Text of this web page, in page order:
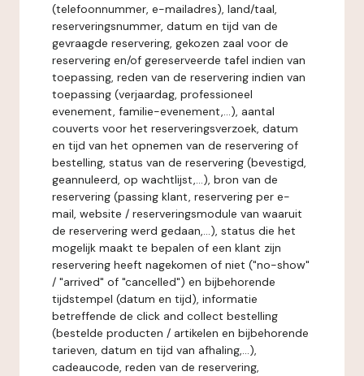
(telefoonnummer, e-mailadres), land/taal,
reserveringsnummer, datum en tijd van de
gevraagde reservering, gekozen zaal voor de
reservering en/of gereserveerde tafel indien van
toepassing, reden van de reservering indien van
toepassing (verjaardag, professioneel
evenement, familie-evenement,...), aantal
couverts voor het reserveringsverzoek, datum
en tijd van het opnemen van de reservering of
bestelling, status van de reservering (bevestigd,
geannuleerd, op wachtlijst,...), bron van de
reservering (passing klant, reservering per e-
mail, website / reserveringsmodule van waaruit
de reservering werd gedaan,...), status die het
mogelijk maakt te bepalen of een klant zijn
reservering heeft nagekomen of niet ("no-show"
/ "arrived" of "cancelled") en bijbehorende
tijdstempel (datum en tijd), informatie
betreffende de click and collect bestelling
(bestelde producten / artikelen en bijbehorende
tarieven, datum en tijd van afhaling,...),
cadeaucode, reden van de reservering,